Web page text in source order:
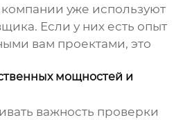
уже используют
Если у них есть опыт
вам проектами, это
мощностей и
важность проверки